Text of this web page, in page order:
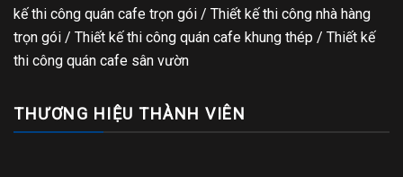
kế thi công quán cafe trọn gói / Thiết kế thi công nhà hàng
trọn gói / Thiết kế thi công quán cafe khung thép / Thiết kế
thi công quán cafe sân vườn
THƯƠNG HIỆU THÀNH VIÊN